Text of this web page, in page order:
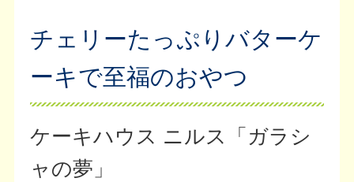
チェリーたっぷりバターケ
ーキで至福のおやつ
ケーキハウス ニルス「ガラシ
ャの夢」